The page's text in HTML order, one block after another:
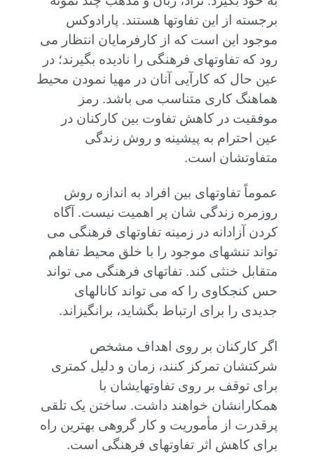
برجسته از این تفاوتها هستند. پارادوکس
موجود این است که از کارفرمایان انتظار می
رود که تفاوتهای فرهنگی را نادیده بگیرند؛ در
عین حال که کارآیی آنان در مهیا نمودن محیط
هماهنگ کاری متناسب می باشد. رمز
موفقیت در کاهش تفاوت بین کارکنان در
عین احترام به پیشینه و روش زندگی
متفاوتشان است.
عموماً تفاوتهای بین افراد به اندازه روش
روزمره زندگی شان پر اهمیت نیست. آگاه
کردن آزادانه در زمینه تفاوتهای فرهنگی می
تواند تنشهای موجود را با خلق محیط تفاهم
متقابل خنثی کند. تفاتهای فرهنگی می تواند
حس کنجکاوی را که می تواند کانالهای
جدیدی را برای ارتباط بگشاید، برانگیزاند.
اگر کارکنان بر روی اهداف مشخص
شرکتشان تمرکز کنند، زمان و دلیل کمتری
برای توقف بر روی تفاوتهایشان با
همکارانشان خواهند داشت. ساختن یک تلقی
پرقدرت از مأموریت و کار گروهی بهترین راه
برای کاهش اثر تفاوتهای فرهنگی است.